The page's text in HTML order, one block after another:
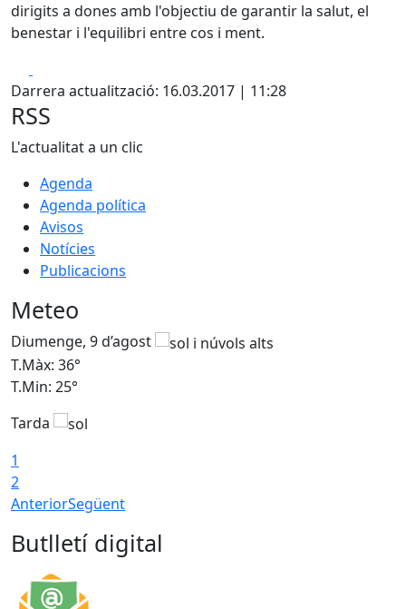
dirigits a dones amb l'objectiu de garantir la salut, el
benestar i l'equilibri entre cos i ment.
Darrera actualització: 16.03.2017 | 11:28
RSS
L'actualitat a un clic
Agenda
Agenda política
Avisos
Notícies
Publicacions
Meteo
Diumenge, 9 d’agost
T.Màx: 36°
T.Min: 25°
Tarda
1
2
AnteriorSegüent
Butlletí digital